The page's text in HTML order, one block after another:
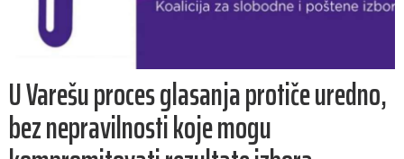
U Varešu proces glasanja protiče uredno,
bez nepravilnosti koje mogu